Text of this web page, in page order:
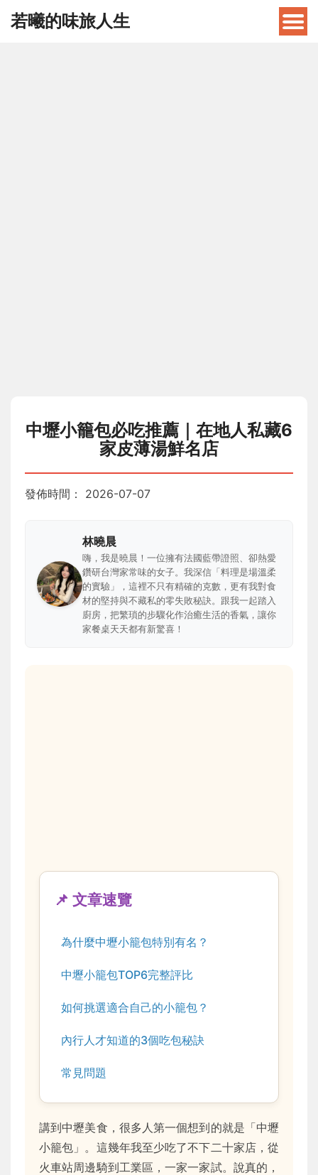
若曦的味旅人生
中壢小籠包必吃推薦｜在地人私藏6
家皮薄湯鮮名店
發佈時間： 2026-07-07
林曉晨
嗨，我是曉晨！一位擁有法國藍帶證照、卻熱愛
鑽研台灣家常味的女子。我深信「料理是場溫柔
的實驗」，這裡不只有精確的克數，更有我對食
材的堅持與不藏私的零失敗秘訣。跟我一起踏入
廚房，把繁瑣的步驟化作治癒生活的香氣，讓你
家餐桌天天都有新驚喜！
📌 文章速覽
為什麼中壢小籠包特別有名？
中壢小籠包TOP6完整評比
如何挑選適合自己的小籠包？
內行人才知道的3個吃包秘訣
常見問題
講到中壢美食，很多人第一個想到的就是「中壢
小籠包」。這幾年我至少吃了不下二十家店，從
火車站周邊騎到工業區，一家一家試。說真的，